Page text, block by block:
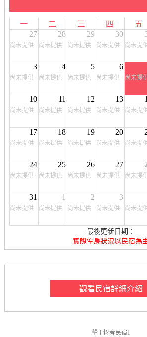
一 二 三 四 五
27
尚未提供
28
尚未提供
29
尚未提供
30
尚未提供 尚未提
3
尚未提供
4
尚未提供
5
尚未提供
6
尚未提供 尚未提
10
尚未提供
11
尚未提供
12
尚未提供
13
尚未提供 尚未提
17
尚未提供
18
尚未提供
19
尚未提供
20
尚未提供 尚未提
24
尚未提供
25
尚未提供
26
尚未提供
27
尚未提供 尚未提
31
尚未提供
1
尚未提供
2
尚未提供
3
尚未提供 尚未提
最後更新日期：
實際空房狀況以民宿為
觀看民宿詳細介紹
墾丁恆春民宿1